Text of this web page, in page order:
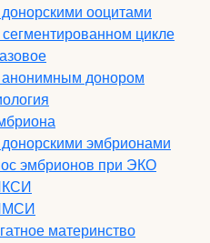
ооцитами
цикле
донором
эмбрионами
эмбрионов при ЭКО
материнство